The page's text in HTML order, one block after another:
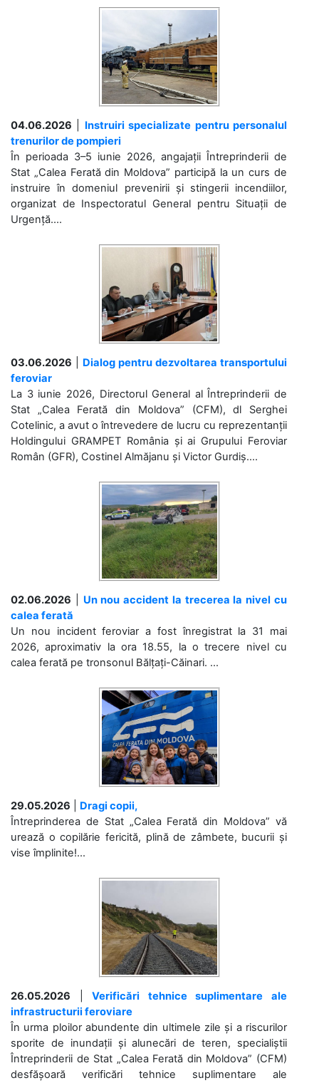
04.06.2026
Instruiri specializate pentru personalul
trenurilor de pompieri
În perioada 3–5 iunie 2026, angajații Întreprinderii de
Stat „Calea Ferată din Moldova” participă la un curs de
instruire în domeniul prevenirii și stingerii incendiilor,
organizat de Inspectoratul General pentru Situații de
Urgență....
03.06.2026
Dialog pentru dezvoltarea transportului
feroviar
La 3 iunie 2026, Directorul General al Întreprinderii de
Stat „Calea Ferată din Moldova” (CFM), dl Serghei
Cotelinic, a avut o întrevedere de lucru cu reprezentanții
Holdingului GRAMPET România și ai Grupului Feroviar
Român (GFR), Costinel Almăjanu și Victor Gurdiș....
02.06.2026
Un nou accident la trecerea la nivel cu
calea ferată
Un nou incident feroviar a fost înregistrat la 31 mai
2026, aproximativ la ora 18.55, la o trecere nivel cu
calea ferată pe tronsonul Bălțați-Căinari. ...
29.05.2026
Dragi copii,
Întreprinderea de Stat „Calea Ferată din Moldova” vă
urează o copilărie fericită, plină de zâmbete, bucurii și
vise împlinite!...
26.05.2026 |Verificări tehnice suplimentare ale
infrastructurii feroviare
În urma ploilor abundente din ultimele zile și a riscurilor
sporite de inundații și alunecări de teren, specialiștii
Întreprinderii de Stat „Calea Ferată din Moldova” (CFM)
desfășoară verificări tehnice suplimentare ale